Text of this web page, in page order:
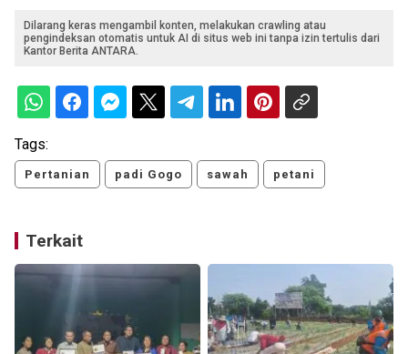
Dilarang keras mengambil konten, melakukan crawling atau
pengindeksan otomatis untuk AI di situs web ini tanpa izin tertulis dari
Kantor Berita ANTARA.
Tags:
Pertanian padi Gogo sawah petani
Terkait